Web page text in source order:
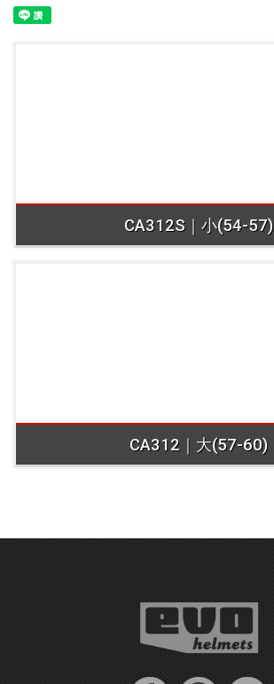
CA312S｜小(54-57)
CA312｜大(57-60)